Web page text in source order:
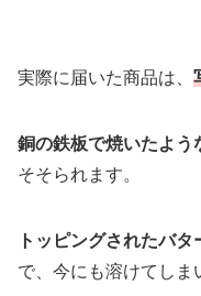
実際に届いた商品は、
銅の鉄板で焼いたよう
そそられます。
トッピングされたバ
で、今にも溶けてしま